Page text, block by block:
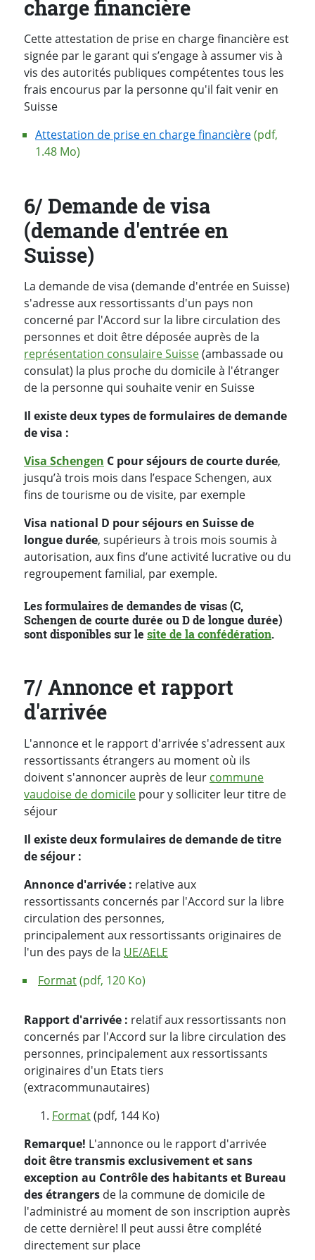
charge financière
Cette attestation de prise en charge financière est
signée par le garant qui s’engage à assumer vis à
vis des autorités publiques compétentes tous les
frais encourus par la personne qu'il fait venir en
Suisse
Attestation de prise en charge financière(pdf,
1.48 Mo)
6/ Demande de visa
(demande d'entrée en
Suisse)
La demande de visa (demande d'entrée en Suisse)
s'adresse aux ressortissants d'un pays non
concerné par l'Accord sur la libre circulation des
personnes et doit être déposée auprès de la
représentation consulaire Suisse(ambassade ou
consulat) la plus proche du domicile à l'étranger
de la personne qui souhaite venir en Suisse
Il existe deux types de formulaires de demande
de visa :
Visa Schengen C pour séjours de courte durée,
jusqu’à trois mois dans l’espace Schengen, aux
fins de tourisme ou de visite, par exemple
Visa national D pour séjours en Suisse de
longue durée, supérieurs à trois mois soumis à
autorisation, aux fins d’une activité lucrative ou du
regroupement familial, par exemple.
Les formulaires de demandes de visas (C,
Schengen de courte durée ou D de longue durée)
sont disponibles sur le site de la confédération.
7/ Annonce et rapport
d'arrivée
L'annonce et le rapport d'arrivée s'adressent aux
ressortissants étrangers au moment où ils
doivent s'annoncer auprès de leur commune
vaudoise de domicile pour y solliciter leur titre de
séjour
Il existe deux formulaires de demande de titre
de séjour :
Annonce d'arrivée : relative aux
ressortissants concernés par l'Accord sur la libre
circulation des personnes,
principalement aux ressortissants originaires de
l'un des pays de la UE/AELE
Format(pdf, 120 Ko)
Rapport d'arrivée : relatif aux ressortissants non
concernés par l'Accord sur la libre circulation des
personnes, principalement aux ressortissants
originaires d'un Etats tiers
(extracommunautaires)
Format(pdf, 144 Ko)
Remarque! L'annonce ou le rapport d'arrivée
doit être transmis exclusivement et sans
exception au Contrôle des habitants et Bureau
des étrangers de la commune de domicile de
l'administré au moment de son inscription auprès
de cette dernière! Il peut aussi être complété
directement sur place